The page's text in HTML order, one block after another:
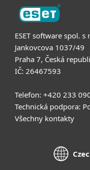
ESET software spol. s
Jankovcova 1037/49
Praha 7, Česká
IČ: 26467593
Telefon: +420 233
Technická podpora:
Všechny kontakty